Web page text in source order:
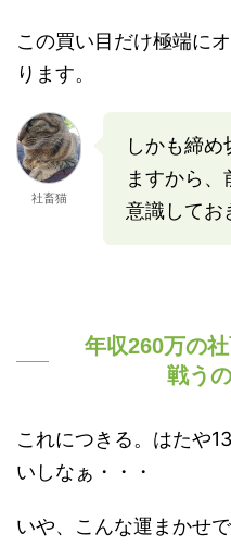
この買い目だけ極端に
ります。
社畜猫
しかも締め
ますから
意識してお
年収260万の
戦う
これにつきる。はたや
いしなぁ・・・
いや、こんな運まかせ